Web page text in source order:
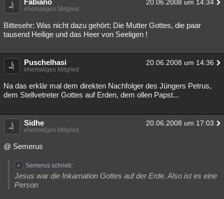
Fabiano 20.06.2008 um 14:34
ehemaliges Mitglied
Bittesehr: Was nicht dazu gehört: Die Mutter Gottes, die paar
tausend Heilige und das Heer von Seeligen !
Puschelhasi 20.06.2008 um 14:36
ehemaliges Mitglied
Na das erklär mal dem direkten Nachfolger des Jüngers Petrus,
dem Stellvetreter Gottes auf Erden, dem ollen Papst...
Sidhe 20.06.2008 um 17:03
ehemaliges Mitglied
@ Semerus
Semerus schrieb:
Jesus war die Inkarnation Gottes auf der Erde. Also ist es eine
Person